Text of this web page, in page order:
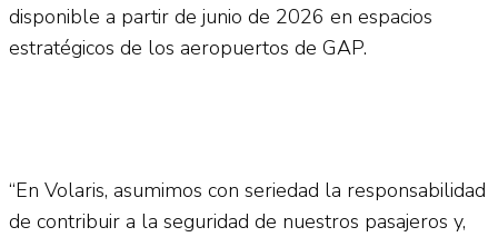
disponible a partir de junio de 2026 en espacios
estratégicos de los aeropuertos de GAP.
“En Volaris, asumimos con seriedad la responsabilidad
de contribuir a la seguridad de nuestros pasajeros y,